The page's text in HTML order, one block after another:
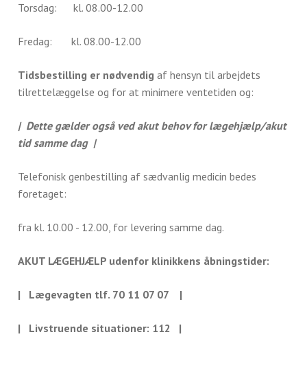
Torsdag: kl. 08.00-12.00
Fredag: kl. 08.00-12.00
Tidsbestilling er nødvendig af hensyn til arbejdets
tilrettelæggelse og for at minimere ventetiden og:
| Dette gælder også ved akut behov for lægehjælp/akut
tid samme dag |
Telefonisk genbestilling af sædvanlig medicin bedes
foretaget:
fra kl. 10.00 - 12.00, for levering samme dag.
AKUT LÆGEHJÆLP udenfor klinikkens åbningstider:
| Lægevagten tlf. 70 11 07 07 |
| Livstruende situationer: 112 |